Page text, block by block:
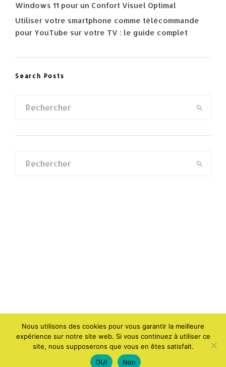
Windows 11 pour un Confort Visuel Optimal
Utiliser votre smartphone comme télécommande
pour YouTube sur votre TV : le guide complet
Search Posts
Nous utilisons des cookies pour vous garantir la meilleure
expérience sur notre site web. Si vous continuez à utiliser ce
site, nous supposerons que vous en êtes satisfait.
OUI
Non